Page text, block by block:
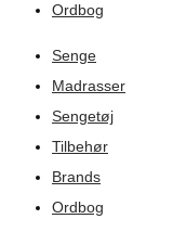
Ordbog
Senge
Madrasser
Sengetøj
Tilbehør
Brands
Ordbog